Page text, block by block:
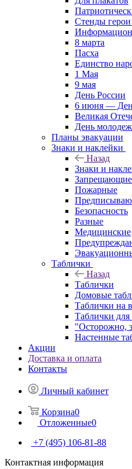
Стенды
8 марта
Пасха
Единство
1 Мая
9 мая
День России
6 июня —
Великая
День
Планы эвакуации
Знаки и наклейки
Назад
Знаки и
Запрещающие
Пожарные
Безопасность
Разные
Медицинские
Таблички
Назад
Таблички
Домовые
Таблички на
Таблички для
"Осторожно,
Настенные
Акции
Доставка и оплата
Контакты
Личный кабинет
Корзина0
Отложенные0
+7 (495) 106-81-88
Контактная информация